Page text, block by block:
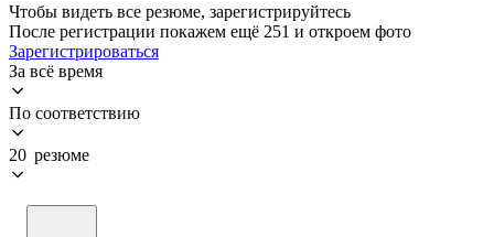
Чтобы видеть все резюме, зарегистрируйтесь
После регистрации покажем ещё 251 и откроем фото
Зарегистрироваться
За всё время
По соответствию
20 резюме